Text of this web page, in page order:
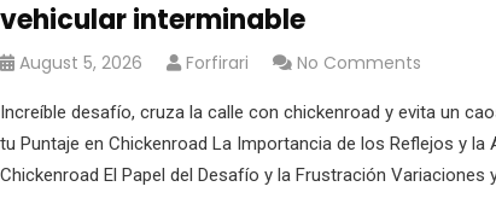
vehicular interminable
August 5, 2026 Forfirari No Comments
Increíble desafío, cruza la calle con chickenroad y evita un
tu Puntaje en Chickenroad La Importancia de los Reflejos y
Chickenroad El Papel del Desafío y la Frustración Variaciones